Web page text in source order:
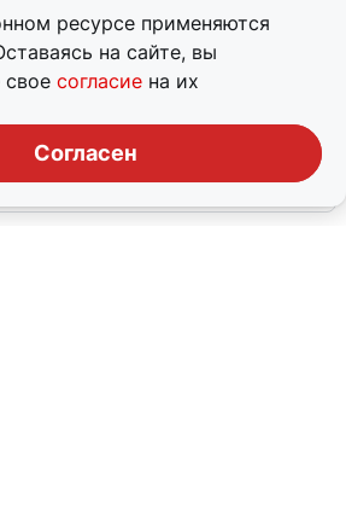
ресурсе применяются
на сайте, вы
свое согласие на их
Согласен
без